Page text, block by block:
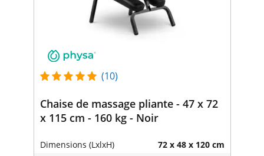
(10)
Chaise de massage pliante - 47 x 72
x 115 cm - 160 kg - Noir
Dimensions (LxlxH) 72 x 48 x 120 cm